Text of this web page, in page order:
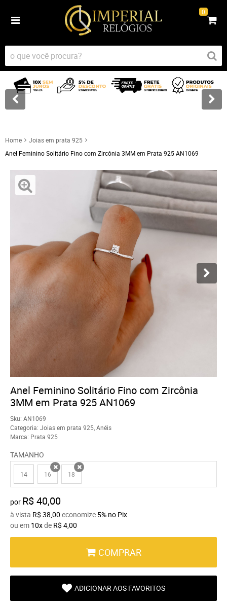
0
Home
Joias em prata 925
Anel Feminino Solitário Fino com Zircônia 3MM em Prata 925 AN1069
Anel Feminino Solitário Fino com Zircônia
3MM em Prata 925 AN1069
Sku: AN1069
Categoria: Joias em prata 925 Anéis
Marca: Prata 925
TAMANHO
14 16x 18x
por R$ 40,00
à vista R$ 38,00 economize 5% no Pix
ou em 10xde R$ 4,00
COMPRAR
ADICIONAR AOS FAVORITOS